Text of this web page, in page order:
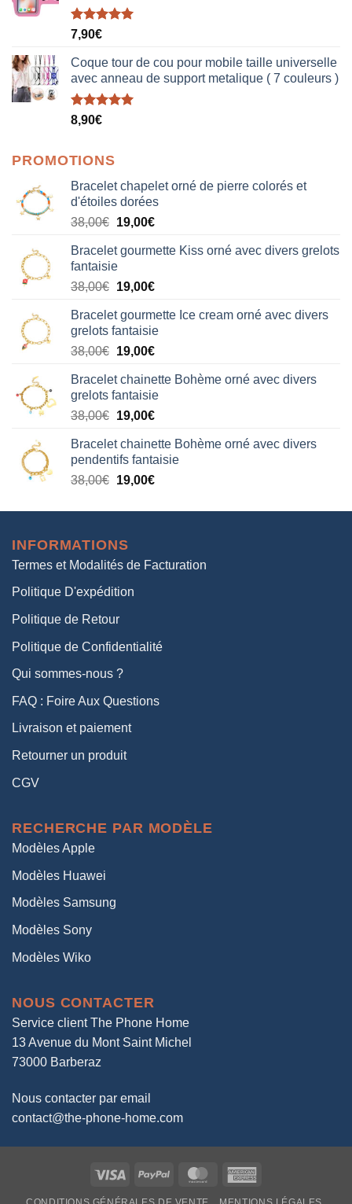
Note5.00
7,90€
Coque tour de cou pour mobile taille universelle
avec anneau de support metalique ( 7 couleurs )
Note5.00
8,90€
PROMOTIONS
Bracelet chapelet orné de pierre colorés et
d'étoiles dorées
38,00€ Le
initial
était :
38,00€.
19,00€Le
actuel
19,00€.
Bracelet gourmette Kiss orné avec divers grelots
fantaisie
38,00€ Le
initial
était :
38,00€.
19,00€Le
actuel
est :
19,00€.
Bracelet gourmette Ice cream orné avec divers
grelots fantaisie
38,00€ Le
initial
était :
38,00€.
19,00€Le
actuel
est :
19,00€.
Bracelet chainette Bohème orné avec divers
grelots fantaisie
38,00€ Le
initial
était :
38,00€.
19,00€Le
actuel
est :
19,00€.
Bracelet chainette Bohème orné avec divers
pendentifs fantaisie
38,00€ Le
initial
38,00€.
19,00€Le
actuel
INFORMATIONS
Termes et Modalités de Facturation
Politique D'expédition
Politique de Retour
Politique de Confidentialité
Qui sommes-nous ?
FAQ : Foire Aux Questions
Livraison et paiement
Retourner un produit
CGV
RECHERCHE PAR MODÈLE
Modèles Apple
Modèles Huawei
Modèles Samsung
Modèles Sony
Modèles Wiko
NOUS CONTACTER
Service client The Phone Home
13 Avenue du Mont Saint Michel
73000 Barberaz
Nous contacter par email
contact@the-phone-home.com
Visa PayPal MasterCard